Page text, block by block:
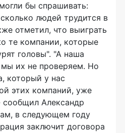
бы спрашивать:
людей трудится в
отметил, что выиграть
те компании, которые
головы". "А наша
их не проверяем. Но
который у нас
этих компаний, уже
сообщил Александр
в следующем году
заключит договора